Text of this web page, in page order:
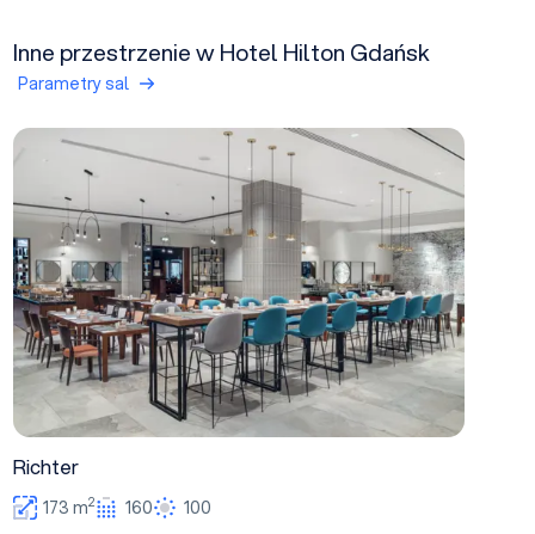
Inne przestrzenie w Hotel Hilton Gdańsk
Parametry sal
Richter
Richter
173 m2 160 100